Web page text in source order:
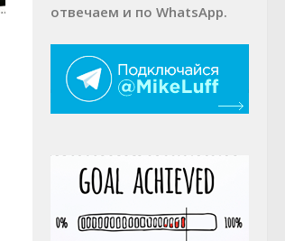
отвечаем и по WhatsApp.